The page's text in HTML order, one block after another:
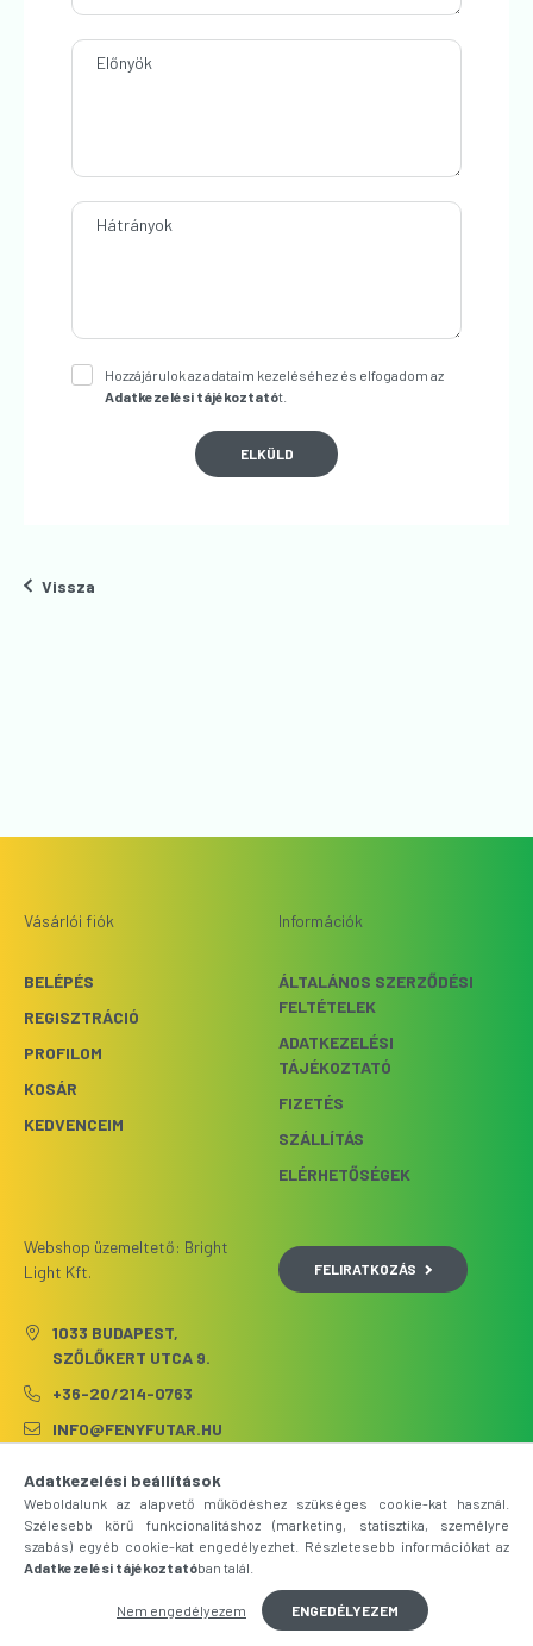
Előnyök
Hátrányok
Hozzájárulok az adataim kezeléséhez és elfogadom az
Adatkezelési tájékoztatót.
ELKÜLD
Vissza
Vásárlói fiók
BELÉPÉS
REGISZTRÁCIÓ
PROFILOM
KOSÁR
KEDVENCEIM
Információk
ÁLTALÁNOS SZERZŐDÉSI
FELTÉTELEK
ADATKEZELÉSI
TÁJÉKOZTATÓ
FIZETÉS
SZÁLLÍTÁS
ELÉRHETŐSÉGEK
Webshop üzemeltető: Bright
Light Kft.
1033 BUDAPEST,
SZŐLŐKERT UTCA 9.
+36-20/214-0763
INFO@FENYFUTAR.HU
FELIRATKOZÁS
Árukereső.hu
Adatkezelési beállítások
Weboldalunk az alapvető működéshez szükséges cookie-kat használ.
Szélesebb körű funkcionalitáshoz (marketing, statisztika, személyre
szabás) egyéb cookie-kat engedélyezhet. Részletesebb információkat az
Adatkezelési tájékoztatóban talál.
Nem engedélyezem ENGEDÉLYEZEM